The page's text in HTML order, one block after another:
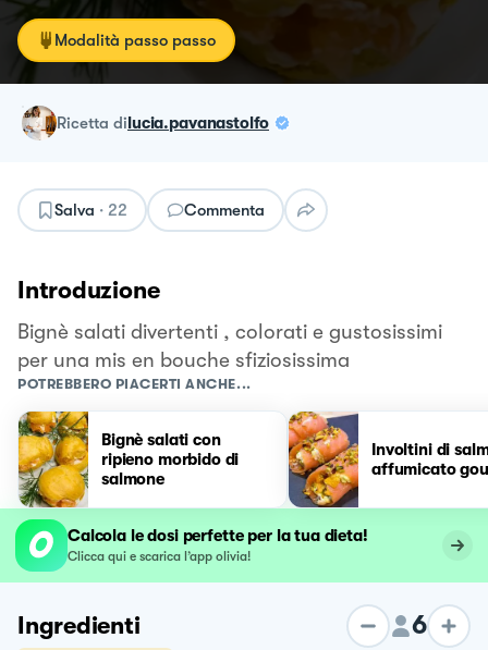
Modalità passo passo
ricetta dilucia.pavanastolfo
Salva · 22 Commenta
Introduzione
Bignè salati divertenti , colorati e gustosissimi
per una mis en bouche sfiziosissima
POTREBBERO PIACERTI ANCHE...
Bignè salati con
ripieno morbido di
salmone
Involtini di
affumicato
Calcola le dosi perfette per la tua dieta!
Clicca qui e scarica l’app olivia!
Ingredienti 6